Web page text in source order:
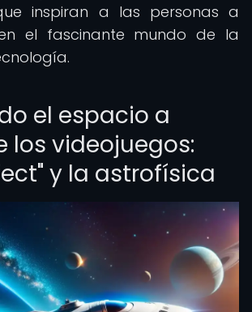
inspiran a las personas a
el fascinante mundo de la
el espacio a
los videojuegos:
y la astrofísica